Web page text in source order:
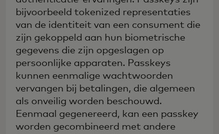
bijvoorbeeld tokenized representaties
van de identiteit van een consument die
zijn gekoppeld aan hun biometrische
gegevens die zijn opgeslagen op
persoonlijke apparaten. Passkeys
kunnen eenmalige wachtwoorden
vervangen bij betalingen, die algemeen
als onveilig worden beschouwd.
Eenmaal gegenereerd, kan een passkey
worden gecombineerd met andere